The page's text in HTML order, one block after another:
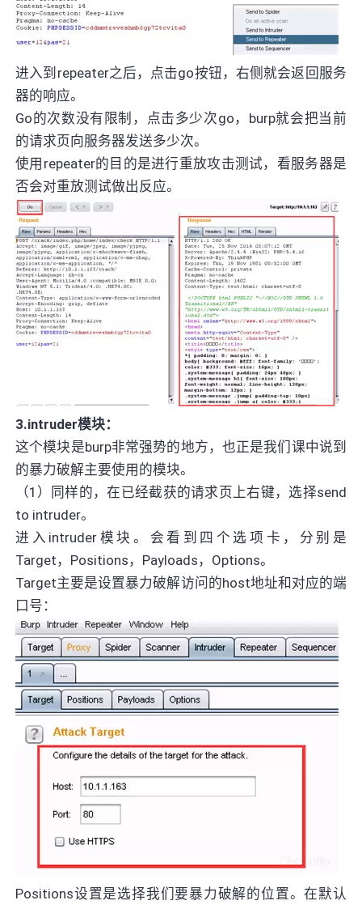
进入到repeater之后，点击go按钮，右侧就会返回服务
器的响应。
Go的次数没有限制，点击多少次go，burp就会把当前
的请求页向服务器发送多少次。
使用repeater的目的是进行重放攻击测试，看服务器是
否会对重放测试做出反应。
3.intruder模块：
这个模块是burp非常强势的地方，也正是我们课中说到
的暴力破解主要使用的模块。
（1）同样的，在已经截获的请求页上右键，选择send
to intruder。
进入intruder模块。会看到四个选项卡，分别是
Target，Positions，Payloads，Options。
Target主要是设置暴力破解访问的host地址和对应的端
口号：
Positions设置是选择我们要暴力破解的位置。在默认